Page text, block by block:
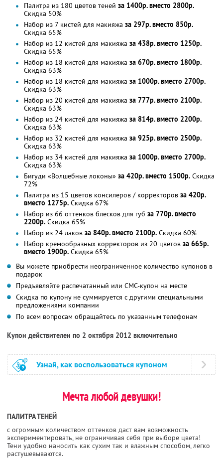
Палитра из 180 цветов теней за 1400р. вместо 2800р.
Скидка 50%
Набор из 7 кистей для макияжа за 297р. вместо 850р.
Скидка 65%
Набор из 12 кистей для макияжа за 438р. вместо 1250р.
Скидка 65%
Набор из 18 кистей для макияжа за 670р. вместо 1800р.
Скидка 63%
Набор из 18 кистей для макияжа за 1000р. вместо 2700р.
Скидка 63%
Набор из 20 кистей для макияжа за 777р. вместо 2100р.
Скидка 63%
Набор из 24 кистей для макияжа за 814р. вместо 2200р.
Скидка 63%
Набор из 32 кистей для макияжа за 925р. вместо 2500р.
Скидка 63%
Набор из 34 кистей для макияжа за 1000р. вместо 2700р.
Скидка 63%
Бигуди «Волшебные локоны» за 420р. вместо 1500р. Скидка
72%
Палитра из 15 цветов консилеров / корректоров за 420р.
вместо 1275р. Скидка 67%
Набор из 66 оттенков блесков для губ за 770р. вместо
2200р. Скидка 65%
Набор из 24 лаков за 840р. вместо 2100р. Скидка 60%
Набор кремообразных корректоров из 20 цветов за 665р.
вместо 1900р. Скидка 65%
Вы можете приобрести неограниченное количество купонов в
подарок
Предъявляйте распечатанный или СМС-купон на месте
Скидка по купону не суммируется с другими специальными
предложениями компании
По всем вопросам обращайтесь по указанным телефонам
Купон действителен по 2 октября 2012 включительно
Узнай, как воспользоваться купоном
Мечта любой девушки!
ПАЛИТРА ТЕНЕЙ
с огромным количеством оттенков даст вам возможность
экспериментировать, не ограничивая себя при выборе цвета!
Тени удобно наносить как сухим так и влажным способом, легко
растушевываются.